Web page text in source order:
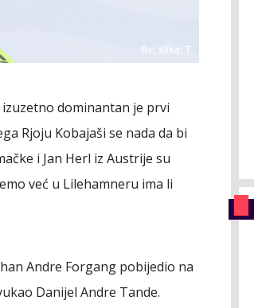
Br. slika: 7
dominantan je prvi
Rjoju Kobajaši se nada da bi
i Jan Herl iz Austrije su
već u Lilehamneru ima li
Andre Forgang pobijedio na
Danijel Andre Tande.